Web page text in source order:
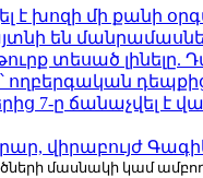
խոզի մի քանի
են
տեսած լինելը.
ողբերգական
7-ը ճանաչվել է
վիրաբույժ
մասնակի կամ